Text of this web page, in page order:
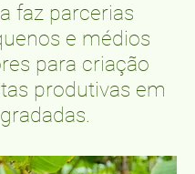
faz parcerias
e médios
para criação
produtivas em